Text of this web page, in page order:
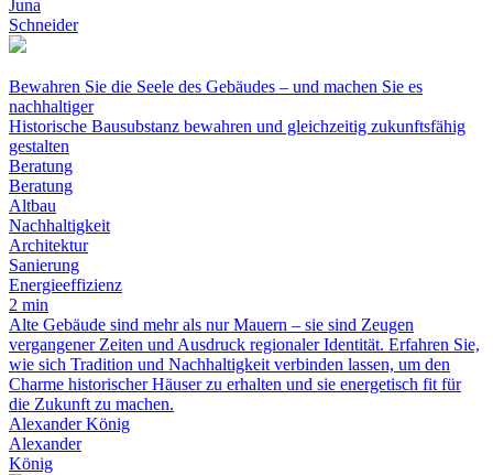
Juna
Schneider
Bewahren Sie die Seele des Gebäudes – und machen Sie es
nachhaltiger
Historische Bausubstanz bewahren und gleichzeitig zukunftsfähig
gestalten
Beratung
Beratung
Altbau
Nachhaltigkeit
Architektur
Sanierung
Energieeffizienz
2 min
Alte Gebäude sind mehr als nur Mauern – sie sind Zeugen
vergangener Zeiten und Ausdruck regionaler Identität. Erfahren Sie,
wie sich Tradition und Nachhaltigkeit verbinden lassen, um den
Charme historischer Häuser zu erhalten und sie energetisch fit für
die Zukunft zu machen.
Alexander König
Alexander
König